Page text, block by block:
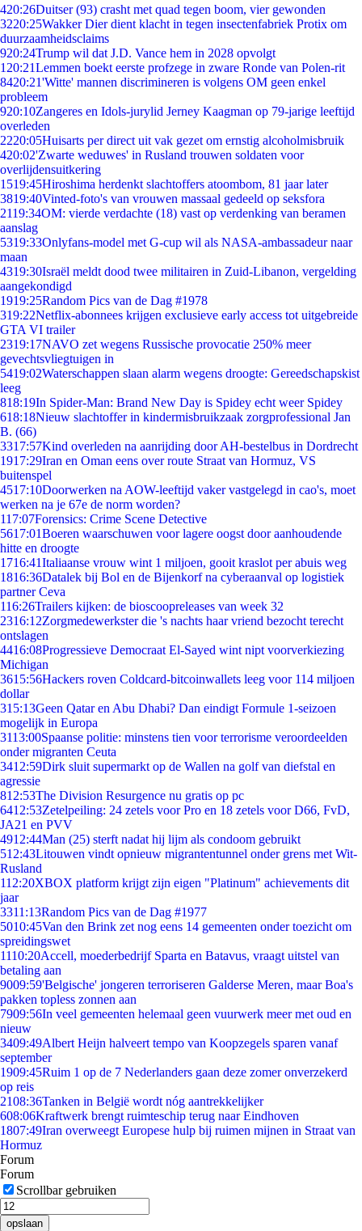
420:26Duitser (93) crasht met quad tegen boom, vier gewonden
3220:25Wakker Dier dient klacht in tegen insectenfabriek Protix om
duurzaamheidsclaims
920:24Trump wil dat J.D. Vance hem in 2028 opvolgt
1 20:21Lemmen boekt eerste profzege in zware Ronde van Polen-rit
8420:21'Witte' mannen discrimineren is volgens OM geen enkel
probleem
920:10Zangeres en Idols-jurylid Jerney Kaagman op 79-jarige leeftijd
overleden
2220:05Huisarts per direct uit vak gezet om ernstig alcoholmisbruik
420:02'Zwarte weduwes' in Rusland trouwen soldaten voor
overlijdensuitkering
1519:45Hiroshima herdenkt slachtoffers atoombom, 81 jaar later
3819:40Vinted-foto's van vrouwen massaal gedeeld op seksfora
2119:34OM: vierde verdachte (18) vast op verdenking van beramen
aanslag
5319:33Onlyfans-model met G-cup wil als NASA-ambassadeur naar
maan
4319:30Israël meldt dood twee militairen in Zuid-Libanon, vergelding
aangekondigd
1919:25Random Pics van de Dag #1978
319:22Netflix-abonnees krijgen exclusieve early access tot uitgebreide
GTA VI trailer
2319:17NAVO zet wegens Russische provocatie 250% meer
gevechtsvliegtuigen in
5419:02Waterschappen slaan alarm wegens droogte: Gereedschapskist
leeg
818:19In Spider-Man: Brand New Day is Spidey echt weer Spidey
618:18Nieuw slachtoffer in kindermisbruikzaak zorgprofessional Jan
B. (66)
3317:57Kind overleden na aanrijding door AH-bestelbus in Dordrecht
1917:29Iran en Oman eens over route Straat van Hormuz, VS
buitenspel
4517:10Doorwerken na AOW-leeftijd vaker vastgelegd in cao's, moet
werken na je 67e de norm worden?
117:07Forensics: Crime Scene Detective
5617:01Boeren waarschuwen voor lagere oogst door aanhoudende
hitte en droogte
1716:41Italiaanse vrouw wint 1 miljoen, gooit kraslot per abuis weg
1816:36Datalek bij Bol en de Bijenkorf na cyberaanval op logistiek
partner Ceva
116:26Trailers kijken: de bioscoopreleases van week 32
2316:12Zorgmedewerkster die 's nachts haar vriend bezocht terecht
ontslagen
4416:08Progressieve Democraat El-Sayed wint nipt voorverkiezing
Michigan
3615:56Hackers roven Coldcard-bitcoinwallets leeg voor 114 miljoen
dollar
315:13Geen Qatar en Abu Dhabi? Dan eindigt Formule 1-seizoen
mogelijk in Europa
3113:00Spaanse politie: minstens tien voor terrorisme veroordeelden
onder migranten Ceuta
3412:59Dirk sluit supermarkt op de Wallen na golf van diefstal en
agressie
812:53The Division Resurgence nu gratis op pc
6412:53Zetelpeiling: 24 zetels voor Pro en 18 zetels voor D66, FvD,
JA21 en PVV
4912:44Man (25) sterft nadat hij lijm als condoom gebruikt
512:43Litouwen vindt opnieuw migrantentunnel onder grens met Wit-
Rusland
112:20XBOX platform krijgt zijn eigen "Platinum" achievements dit
jaar
3311:13Random Pics van de Dag #1977
5010:45Van den Brink zet nog eens 14 gemeenten onder toezicht om
spreidingswet
1110:20Accell, moederbedrijf Sparta en Batavus, vraagt uitstel van
betaling aan
9009:59'Belgische' jongeren terroriseren Galderse Meren, maar Boa's
pakken topless zonnen aan
7909:56In veel gemeenten helemaal geen vuurwerk meer met oud en
nieuw
3409:49Albert Heijn halveert tempo van Koopzegels sparen vanaf
september
1909:45Ruim 1 op de 7 Nederlanders gaan deze zomer onverzekerd
op reis
2108:36Tanken in België wordt nóg aantrekkelijker
608:06Kraftwerk brengt ruimteschip terug naar Eindhoven
1807:49Iran overweegt Europese hulp bij ruimen mijnen in Straat van
Hormuz
Forum
Forum
Scrollbar gebruiken
opslaan